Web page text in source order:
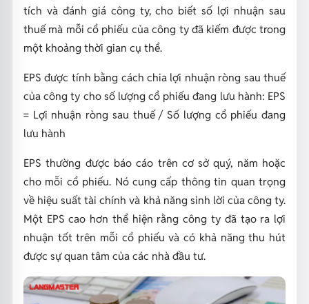
tích và đánh giá công ty, cho biết số lợi nhuận sau
thuế mà mỗi cổ phiếu của công ty đã kiếm được trong
một khoảng thời gian cụ thể.
EPS được tính bằng cách chia lợi nhuận ròng sau thuế
của công ty cho số lượng cổ phiếu đang lưu hành: EPS
= Lợi nhuận ròng sau thuế / Số lượng cổ phiếu đang
lưu hành
EPS thường được báo cáo trên cơ sở quý, năm hoặc
cho mỗi cổ phiếu. Nó cung cấp thông tin quan trọng
về hiệu suất tài chính và khả năng sinh lời của công ty.
Một EPS cao hơn thể hiện rằng công ty đã tạo ra lợi
nhuận tốt trên mỗi cổ phiếu và có khả năng thu hút
được sự quan tâm của các nhà đầu tư.